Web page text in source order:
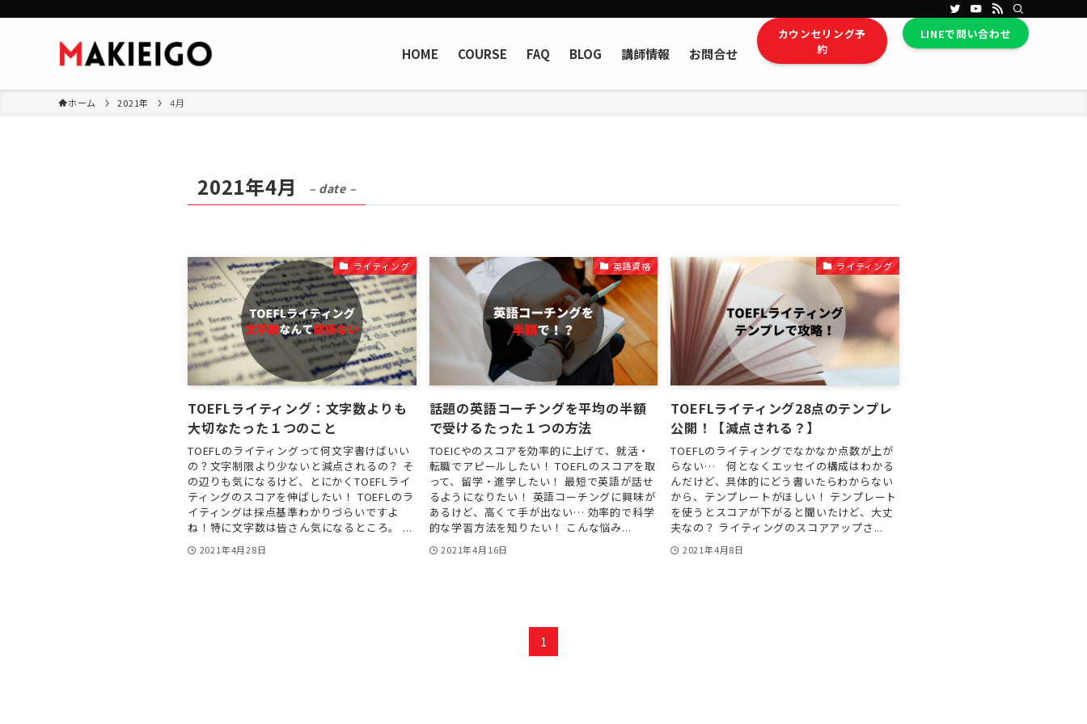
HOME COURSE FAQ BLOG 講師情報 お問合せ
カウンセリング予
約
LINEで問い合わせ
ホーム 2021年 4月
2021年4月 – date –
ライティング
TOEFLライティング：文字数よりも
大切なたった１つのこと
TOEFLのライティングって何文字書けばいい
の？文字制限より少ないと減点されるの？ そ
の辺りも気になるけど、とにかくTOEFLライ
ティングのスコアを伸ばしたい！ TOEFLのラ
イティングは採点基準わかりづらいですよ
ね！特に文字数は皆さん気になるところ。 ...
2021年4月28日
英語資格
話題の英語コーチングを平均の半額
で受けるたった１つの方法
TOEICやのスコアを効率的に上げて、就活・
転職でアピールしたい！ TOEFLのスコアを取
って、留学・進学したい！ 最短で英語が話せ
るようになりたい！ 英語コーチングに興味が
あるけど、高くて手が出ない… 効率的で科学
的な学習方法を知りたい！ こんな悩み...
2021年4月16日
ライティング
TOEFLライティング28点のテンプレ
公開！【減点される？】
TOEFLのライティングでなかなか点数が上が
らない… 何となくエッセイの構成はわかる
んだけど、具体的にどう書いたらわからない
から、テンプレートがほしい！ テンプレート
を使うとスコアが下がると聞いたけど、大丈
夫なの？ ライティングのスコアアップさ...
2021年4月8日
1